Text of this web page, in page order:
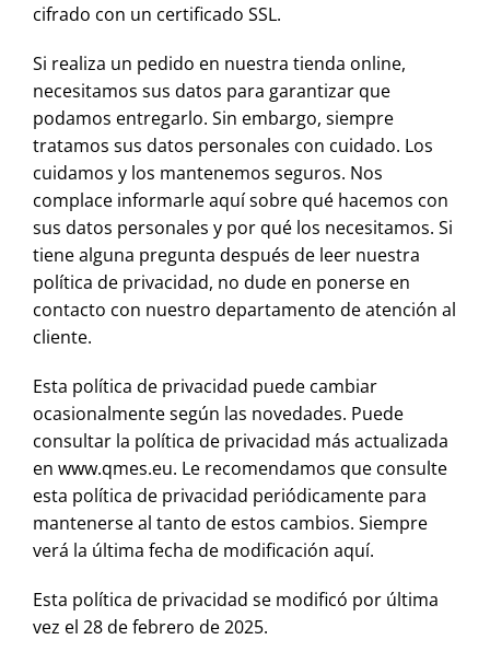
cifrado con un certificado SSL.
Si realiza un pedido en nuestra tienda online,
necesitamos sus datos para garantizar que
podamos entregarlo. Sin embargo, siempre
tratamos sus datos personales con cuidado. Los
cuidamos y los mantenemos seguros. Nos
complace informarle aquí sobre qué hacemos con
sus datos personales y por qué los necesitamos. Si
tiene alguna pregunta después de leer nuestra
política de privacidad, no dude en ponerse en
contacto con nuestro departamento de atención al
cliente.
Esta política de privacidad puede cambiar
ocasionalmente según las novedades. Puede
consultar la política de privacidad más actualizada
en www.qmes.eu. Le recomendamos que consulte
esta política de privacidad periódicamente para
mantenerse al tanto de estos cambios. Siempre
verá la última fecha de modificación aquí.
Esta política de privacidad se modificó por última
vez el 28 de febrero de 2025.